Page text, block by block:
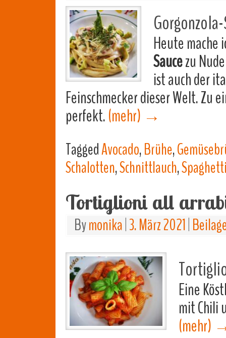
Heute
Saucezu
ist auch der
Feinschmecker dieser Welt. Zu
perfekt.(mehr) →
TaggedAvocado,Brühe,
Schalotten,Schnittlauch,
Tortiglioni all
Bymonika 3. März 2021
Eine
mit Chili
(mehr)